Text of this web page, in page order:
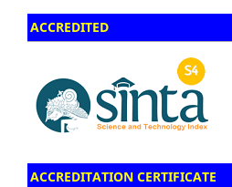
ACCREDITED
ACCREDITATION CERTIFICATE